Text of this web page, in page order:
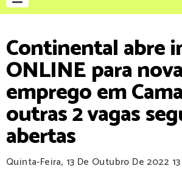
Continental abre
ONLINE para
emprego em
outras 2 vagas
abertas
Quinta-Feira, 13 De Outubro De 2022